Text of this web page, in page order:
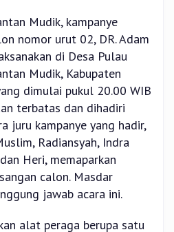
Mudik, kampanye
nomor urut 02, DR. Adam
di Desa Pulau
Mudik, Kabupaten
dimulai pukul 20.00 WIB
terbatas dan dihadiri
juru kampanye yang hadir,
Radiansyah, Indra
Heri, memaparkan
calon. Masdar
jawab acara ini.
alat peraga berupa satu